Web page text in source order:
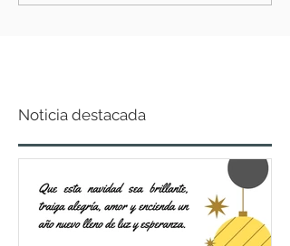
Noticia destacada